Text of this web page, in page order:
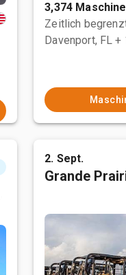
3,374
Zeitlich
Davenport, FL +
2. Sept.
Grande